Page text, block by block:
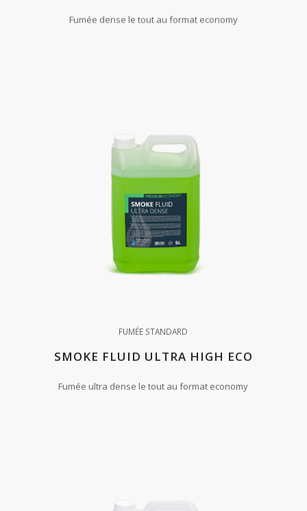
Fumée dense le tout au format economy
FUMÉE STANDARD
SMOKE FLUID ULTRA HIGH ECO
Fumée ultra dense le tout au format economy